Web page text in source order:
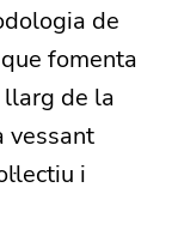
de
fomenta
llarg de la
vessant
i